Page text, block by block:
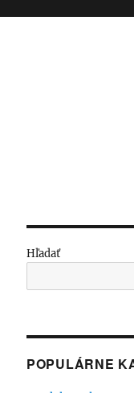
Hľadať
POPULÁRNE